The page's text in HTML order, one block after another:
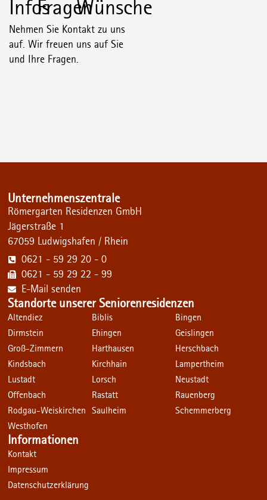
InfosFragenWünsche
Nehmen Sie Kontakt zu uns
auf. Wir freuen uns auf Sie
und Ihre Fragen.
Unternehmenszentrale
Römergarten Residenzen GmbH
Jägerstraße 1
67059 Ludwigshafen / Rhein
0621 - 59 29 20 - 0
0621 - 59 29 22 - 99
E-Mail senden
Standorte unserer Seniorenresidenzen
Altendiez Biblis
Bingen
Dirmstein
Ehingen
Geislingen
Groß-Zimmern
Harthausen
Herschbach
Kindsbach
Kirchhain
Lampertheim
Lustadt
Lorsch
Neustadt
Offenbach
Rastatt
Rauenberg
Rodgau-Weiskirchen
Saulheim
Schemmerberg
Westhofen
Informationen
Kontakt
Impressum
Datenschutzerklärung